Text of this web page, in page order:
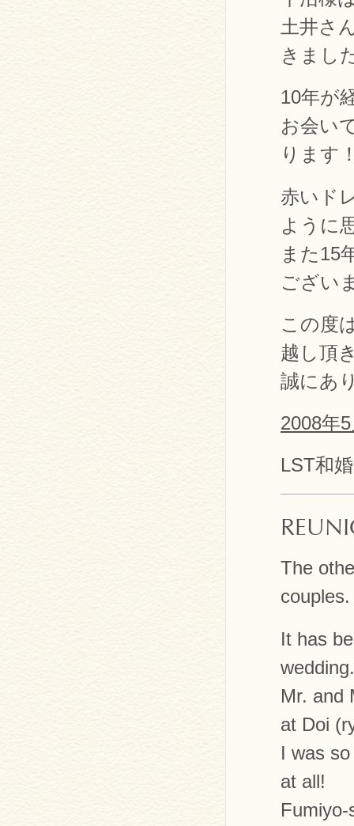
土井さ
きまし
10年が
お会い
ります
赤いド
ように
また15
ござい
この度
越し頂
誠にあ
2008年
LST和
The
couples.
It has
wedding.
Mr. and
at Doi
I was
at all!